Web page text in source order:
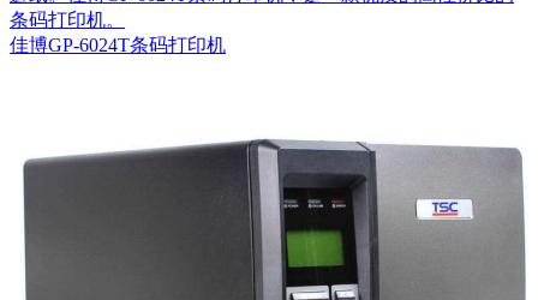
条码打印机。
佳博GP-6024T条码打印机